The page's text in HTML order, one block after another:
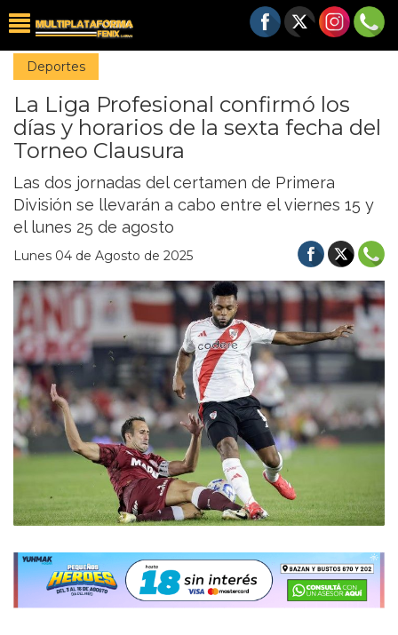
Deportes
La Liga Profesional confirmó los
días y horarios de la sexta fecha del
Torneo Clausura
Las dos jornadas del certamen de Primera
División se llevarán a cabo entre el viernes 15 y
el lunes 25 de agosto
Lunes 04 de Agosto de 2025